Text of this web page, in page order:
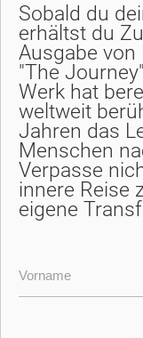
Sobald du
erhältst du
Ausgabe von
"The
Werk hat
weltweit
Jahren das
Menschen
Verpasse
innere Reise
eigene
Vorname